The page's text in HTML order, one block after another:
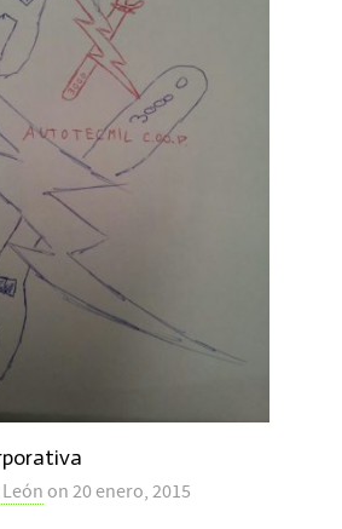
on 20 enero, 2015